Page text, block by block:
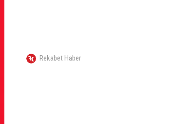
Rekabet Haber